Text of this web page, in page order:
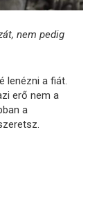
nem pedig
lenézni a fiát.
erő nem a
a